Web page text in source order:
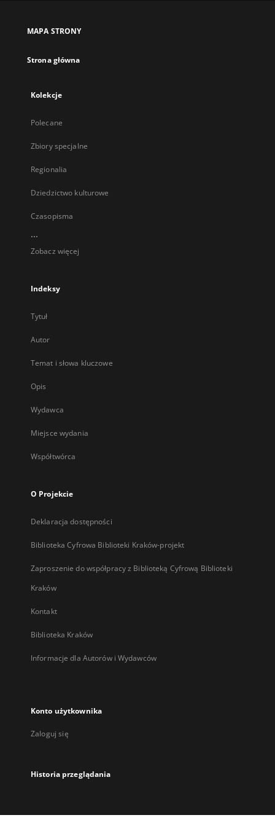
MAPA STRONY
Strona główna
Kolekcje
Polecane
Zbiory specjalne
Regionalia
Dziedzictwo kulturowe
Czasopisma
...
Zobacz więcej
Indeksy
Tytuł
Autor
Temat i słowa kluczowe
Opis
Wydawca
Miejsce wydania
Współtwórca
O Projekcie
Deklaracja dostępności
Biblioteka Cyfrowa Biblioteki Kraków-projekt
Zaproszenie do współpracy z Biblioteką Cyfrową Biblioteki
Kraków
Kontakt
Biblioteka Kraków
Informacje dla Autorów i Wydawców
Konto użytkownika
Zaloguj się
Historia przeglądania